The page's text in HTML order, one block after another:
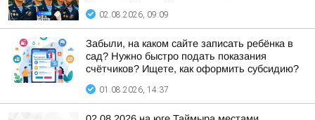
02.08.2026, 09:09
Забыли, на каком сайте записать ребёнка в
сад? Нужно быстро подать показания
счётчиков? Ищете, как оформить субсидию?
01.08.2026, 14:37